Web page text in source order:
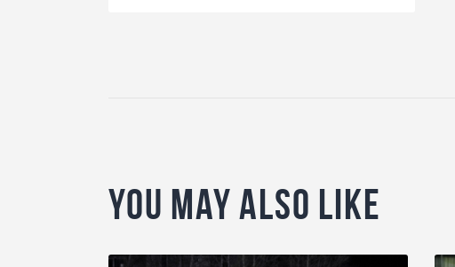
You May Also Like